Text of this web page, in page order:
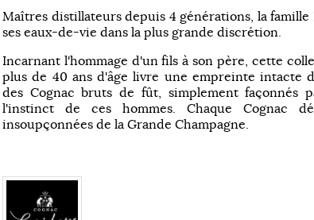
Maîtres distillateurs depuis 4 générations, la famille
ses eaux-de-vie dans la plus grande discrétion.
Incarnant l'hommage d'un fils à son père, cette
plus de 40 ans d'âge livre une empreinte intacte
des Cognac bruts de fût, simplement façonnés
l'instinct de ces hommes. Chaque Cognac
insoupçonnées de la Grande Champagne.